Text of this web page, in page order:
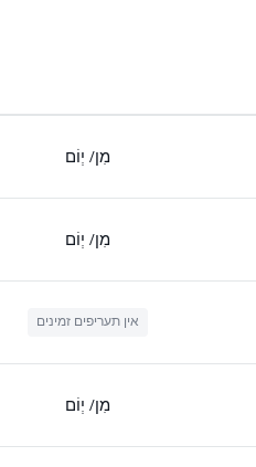
מִן/ יְוֹם
מִן/ יְוֹם
אין תעריפים זמינים
מִן/ יְוֹם